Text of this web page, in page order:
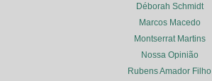
Déborah Schmidt
Marcos Macedo
Montserrat Martins
Nossa Opinião
Rubens Amador Filho